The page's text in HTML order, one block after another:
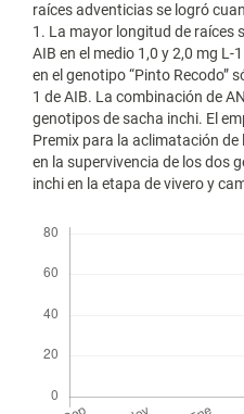
raíces adventicias se logró
1. La mayor longitud de raíces
AIB en el medio 1,0 y 2,0 mg L-
en el genotipo “Pinto Recodo”
1 de AIB. La combinación de
genotipos de sacha inchi. El
Premix para la aclimatación
en la supervivencia de los dos
inchi en la etapa de vivero y